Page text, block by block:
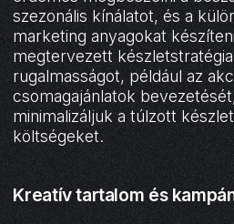
szezonális kínálatot, és a
marketing anyagokat
megtervezett
rugalmasságot, például az
csomagajánlatok
minimalizáljuk a túlzott
költségeket.
Kreatív tartalom és